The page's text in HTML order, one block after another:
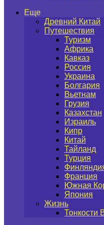
Еще
Древний Китай
Путешествия
Туризм
Африка
Кавказ
Россия
Украина
Болгария
Вьетнам
Грузия
Казахстан
Израиль
Кипр
Китай
Тайланд
Турция
Франция
Южная
Япония
Жизнь
Тонкости